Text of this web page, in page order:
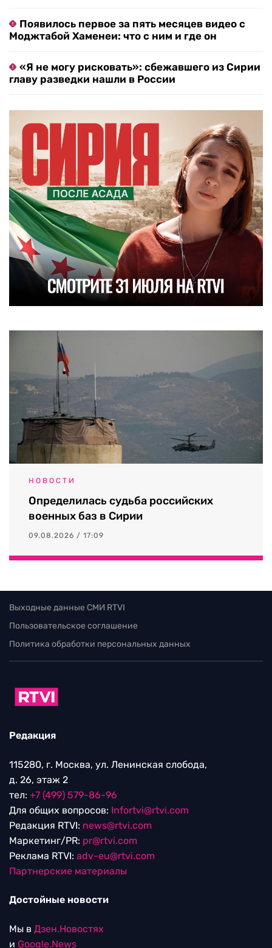
Появилось первое за пять месяцев видео с
Моджтабой Хаменеи: что с ним и где он
«Я не могу рисковать»: сбежавшего из Сирии
главу разведки нашли в России
НОВОСТИ
Определилась судьба российских
военных баз в Сирии
09.08.2026 / 17:09
Выходные данные СМИ RTVI
Пользовательское соглашение
Политика обработки персональных данных
Редакция
115280, г. Москва, ул. Ленинская слобода,
д. 26, этаж 2
тел: +7 (499) 579-86-96
Для общих вопросов: Infortvi@rtvi.com
Редакция RTVI: news@rtvi.com
Маркетинг/PR: pr@rtvi.com
Реклама RTVI: adv-eu@rtvi.com
Партнерские материалы
Достойные новости
Мы в Дзен.Новостях
и Google.News